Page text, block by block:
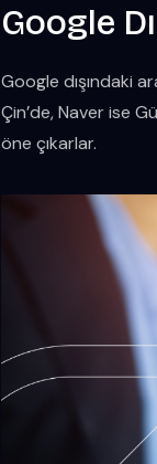
Google
Google dışındaki
Çin’de, Naver ise
öne çıkarlar.